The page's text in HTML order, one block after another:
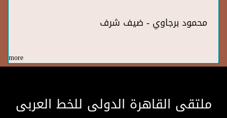
محمود برجاوي - ضيف شرف
more
ملتقى القاهرة الدولى للخط العربى